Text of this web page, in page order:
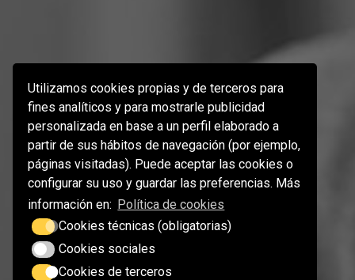
Utilizamos cookies propias y de terceros para
fines analíticos y para mostrarle publicidad
personalizada en base a un perfil elaborado a
partir de sus hábitos de navegación (por ejemplo,
páginas visitadas). Puede aceptar las cookies o
configurar su uso y guardar las preferencias. Más
información en: Política de cookies
Cookies técnicas (obligatorias)
Cookies sociales
Cookies de terceros